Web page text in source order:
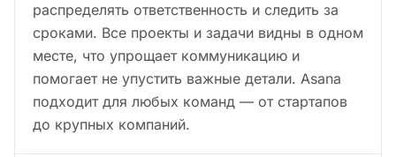
распределять ответственность и следить за
сроками. Все проекты и задачи видны в одном
месте, что упрощает коммуникацию и
помогает не упустить важные детали. Asana
подходит для любых команд — от стартапов
до крупных компаний.